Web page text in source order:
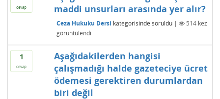
cevap
maddi unsurları arasında yer alır?
Ceza Hukuku Dersi kategorisinde soruldu | 514kez
görüntülendi
1
cevap
Aşağıdakilerden hangisi
çalışmadığı halde gazeteciye ücret
ödemesi gerektiren durumlardan
biri değil